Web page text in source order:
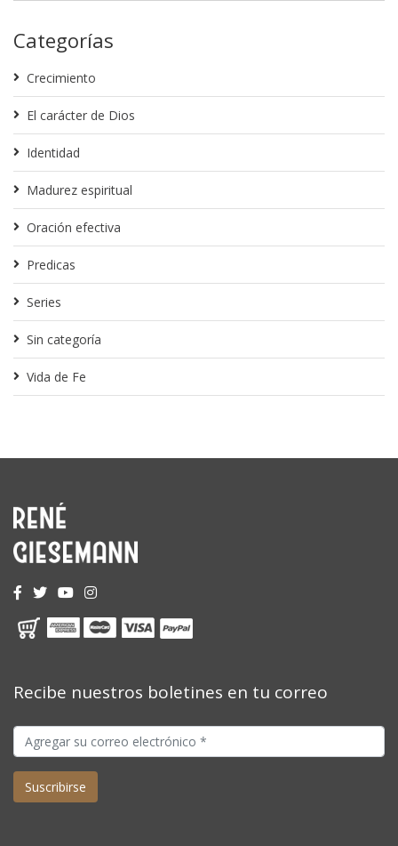
Categorías
Crecimiento
El carácter de Dios
Identidad
Madurez espiritual
Oración efectiva
Predicas
Series
Sin categoría
Vida de Fe
Recibe nuestros boletines en tu correo